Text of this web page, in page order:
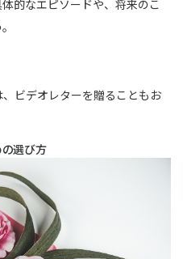
的なエピソードや、将来のこ
ビデオレターを贈ることもお
の選び方